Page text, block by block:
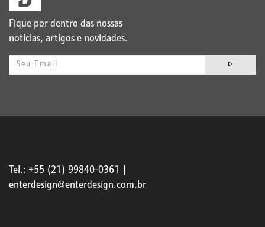
Fique por dentro das nossas
notícias, artigos e novidades.
ᐅ
Tel.: +55 (21) 99840-0361 |
enterdesign@enterdesign.com.br